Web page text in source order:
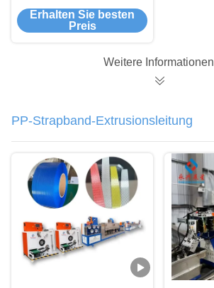
Produktionslinie für
Kunststoffband für
Erhalten Sie besten
Preis
Weitere Informationen
PP-Strapband-Extrusionsleitung